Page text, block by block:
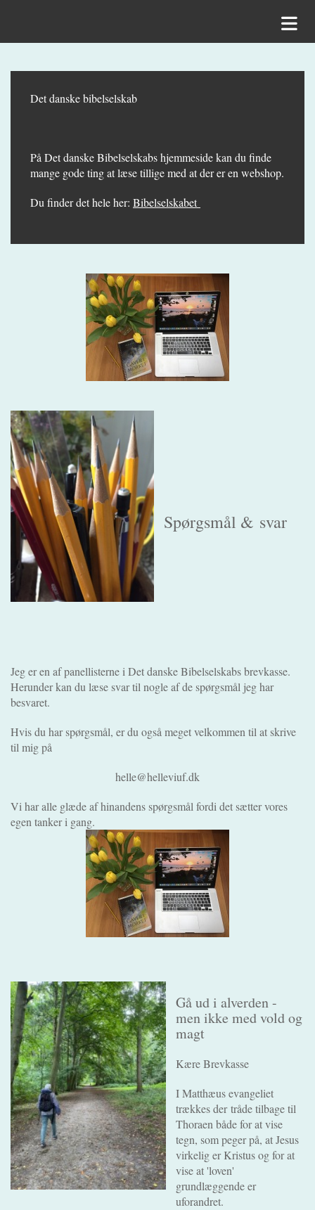
Det danske bibelselskab
På Det danske Bibelselskabs hjemmeside kan du finde
mange gode ting at læse tillige med at der er en webshop.
Du finder det hele her: Bibelselskabet
Spørgsmål & svar
Jeg er en af panellisterne i Det danske Bibelselskabs brevkasse.
Herunder kan du læse svar til nogle af de spørgsmål jeg har
besvaret.
Hvis du har spørgsmål, er du også meget velkommen til at skrive
til mig på
helle@helleviuf.dk
Vi har alle glæde af hinandens spørgsmål fordi det sætter vores
egen tanker i gang.
Gå ud i alverden -
men ikke med vold og
magt
Kære Brevkasse
I Matthæus evangeliet
trækkes der tråde tilbage til
Thoraen både for at vise
tegn, som peger på, at Jesus
virkelig er Kristus og for at
vise at 'loven'
grundlæggende er
uforandret.